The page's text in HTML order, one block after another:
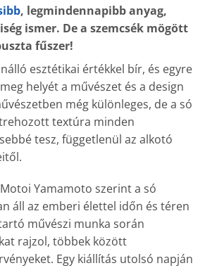
, legmindennapibb anyag,
ismer. De a szemcsék mögött
fűszer!
esztétikai értékkel bír, és egyre
helyét a művészet és a design
még különleges, de a só
textúra minden
tesz, függetlenül az alkotó
Yamamoto szerint a só
áll az emberi élettel időn és téren
művészi munka során
rajzol, többek között
Egy kiállítás utolsó napján